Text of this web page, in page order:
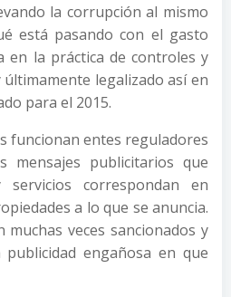
la corrupción al mismo
está pasando con el gasto
en la práctica de controles y
legalizado así en
para el 2015.
funcionan entes reguladores
mensajes publicitarios que
correspondan en
a lo que se anuncia.
muchas veces sancionados y
engañosa en que